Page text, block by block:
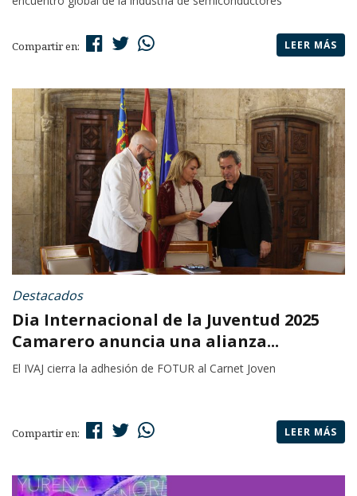
Compartir en: LEER MÁS
Destacados
Dia Internacional de la Juventud 2025
Camarero anuncia una alianza...
El IVAJ cierra la adhesión de FOTUR al Carnet Joven
Compartir en: LEER MÁS